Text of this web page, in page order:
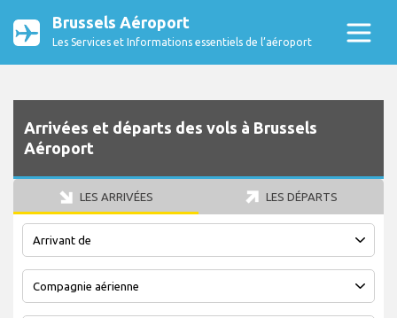
Brussels Aéroport
Les Services et Informations essentiels de l’aéroport
Arrivées et départs des vols à Brussels
Aéroport
LES ARRIVÉES LES DÉPARTS